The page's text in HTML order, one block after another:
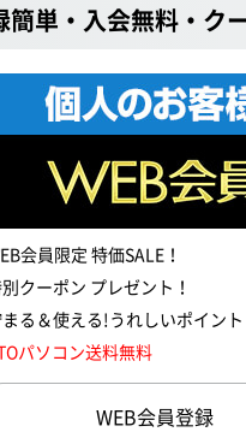
簡単・入会無料・ク
会員限定 特価SALE！
クーポン プレゼント！
る＆使える!うれしいポイント
パソコン送料無料
WEB会員登録